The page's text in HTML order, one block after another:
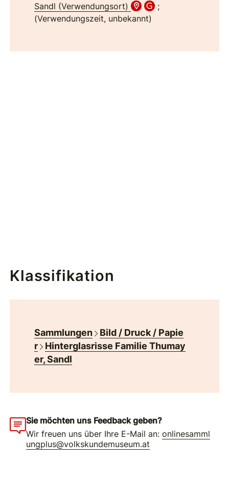
Sandl (Verwendungsort)
;
(Verwendungszeit, unbekannt)
Klassifikation
Sammlungen
Bild / Druck / Papie
r
Hinterglasrisse Familie Thumay
er, Sandl
Sie möchten uns Feedback geben?
Wir freuen uns über Ihre E-Mail an:onlinesamml
ungplus@volkskundemuseum.at